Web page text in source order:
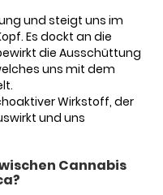
und steigt uns im
Es dockt an die
die Ausschüttung
uns mit dem
Wirkstoff, der
und uns
Cannabis